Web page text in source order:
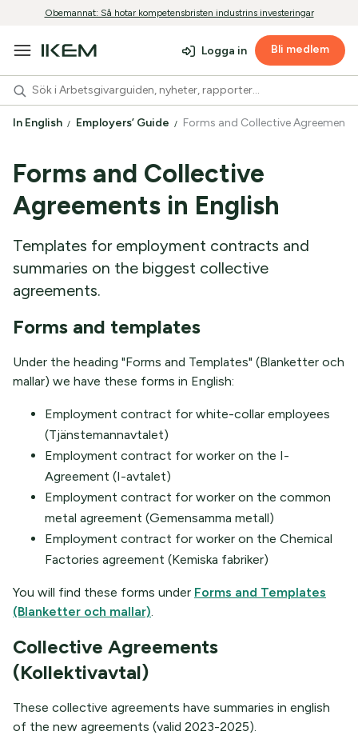
Obemannat: Så hotar kompetensbristen industrins investeringar
Logga in Bli medlem
In English Employers’ Guide Forms and Collective Agreements
Forms and Collective
Agreements in English
Templates for employment contracts and
summaries on the biggest collective
agreements.
Forms and templates
Under the heading "Forms and Templates" (Blanketter och
mallar) we have these forms in English:
Employment contract for white-collar employees
(Tjänstemannavtalet)
Employment contract for worker on the I-
Agreement (I-avtalet)
Employment contract for worker on the common
metal agreement (Gemensamma metall)
Employment contract for worker on the Chemical
Factories agreement (Kemiska fabriker)
You will find these forms under Forms and Templates
(Blanketter och mallar).
Collective Agreements
(Kollektivavtal)
These collective agreements have summaries in english
of the new agreements (valid 2023-2025).